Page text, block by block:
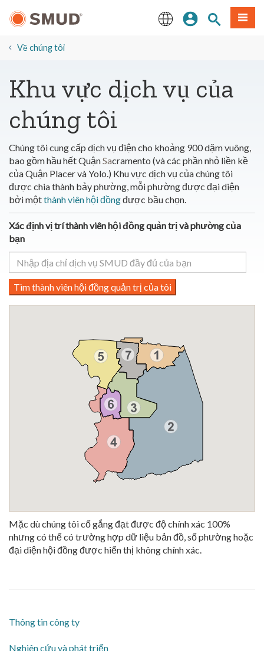
đến
dung
Đăng nhập
Tìm trangThực
Về chúng tôi
​Khu vực dịch vụ của
chúng tôi
Chúng tôi cung cấp dịch vụ điện cho khoảng 900 dặm vuông,
bao gồm hầu hết QuậnSacramento (và các phần nhỏ liền kề
của Quận Placer và Yolo.) Khu vực dịch vụ của chúng tôi
được chia thành bảy phường, mỗi phường được đại diện
bởi mộtthành viên hội đồngđược bầu chọn.
Xác định vị trí thành viên hội đồng quản trị và phường của
bạn
Tìm thành viên hội đồng quản trị của tôi
Mặc dù chúng tôi cố gắng đạt được độ chính xác 100%
nhưng có thể có trường hợp dữ liệu bản đồ, số phường hoặc
đại diện hội đồng được hiển thị không chính xác.
Thông tin công ty
​Nghiên cứu và phát triển